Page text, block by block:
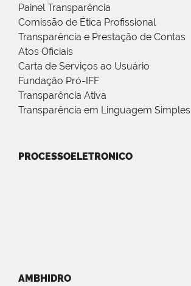
Painel Transparência
Comissão de Ética Profissional
Transparência e Prestação de Contas
Atos Oficiais
Carta de Serviços ao Usuário
Fundação Pró-IFF
Transparência Ativa
Transparência em Linguagem Simples
PROCESSOELETRONICO
AMBHIDRO